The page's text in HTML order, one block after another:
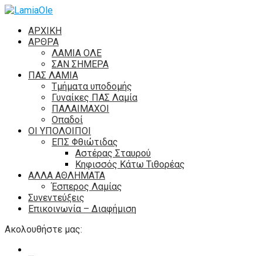
ΑΡΧΙΚΗ
ΑΡΘΡΑ
ΛΑΜΙΑ ΟΛΕ
ΣΑΝ ΣΗΜΕΡΑ
ΠΑΣ ΛΑΜΙΑ
Τμήματα υποδομής
Γυναίκες ΠΑΣ Λαμία
ΠΑΛΑΙΜΑΧΟΙ
Οπαδοί
ΟΙ ΥΠΟΛΟΙΠΟΙ
ΕΠΣ Φθιώτιδας
Αστέρας Σταυρού
Κηφισσός Κάτω Τιθορέας
ΑΛΛΑ ΑΘΛΗΜΑΤΑ
Έσπερος Λαμίας
Συνεντεύξεις
Επικοινωνία – Διαφήμιση
Ακολουθήστε μας: